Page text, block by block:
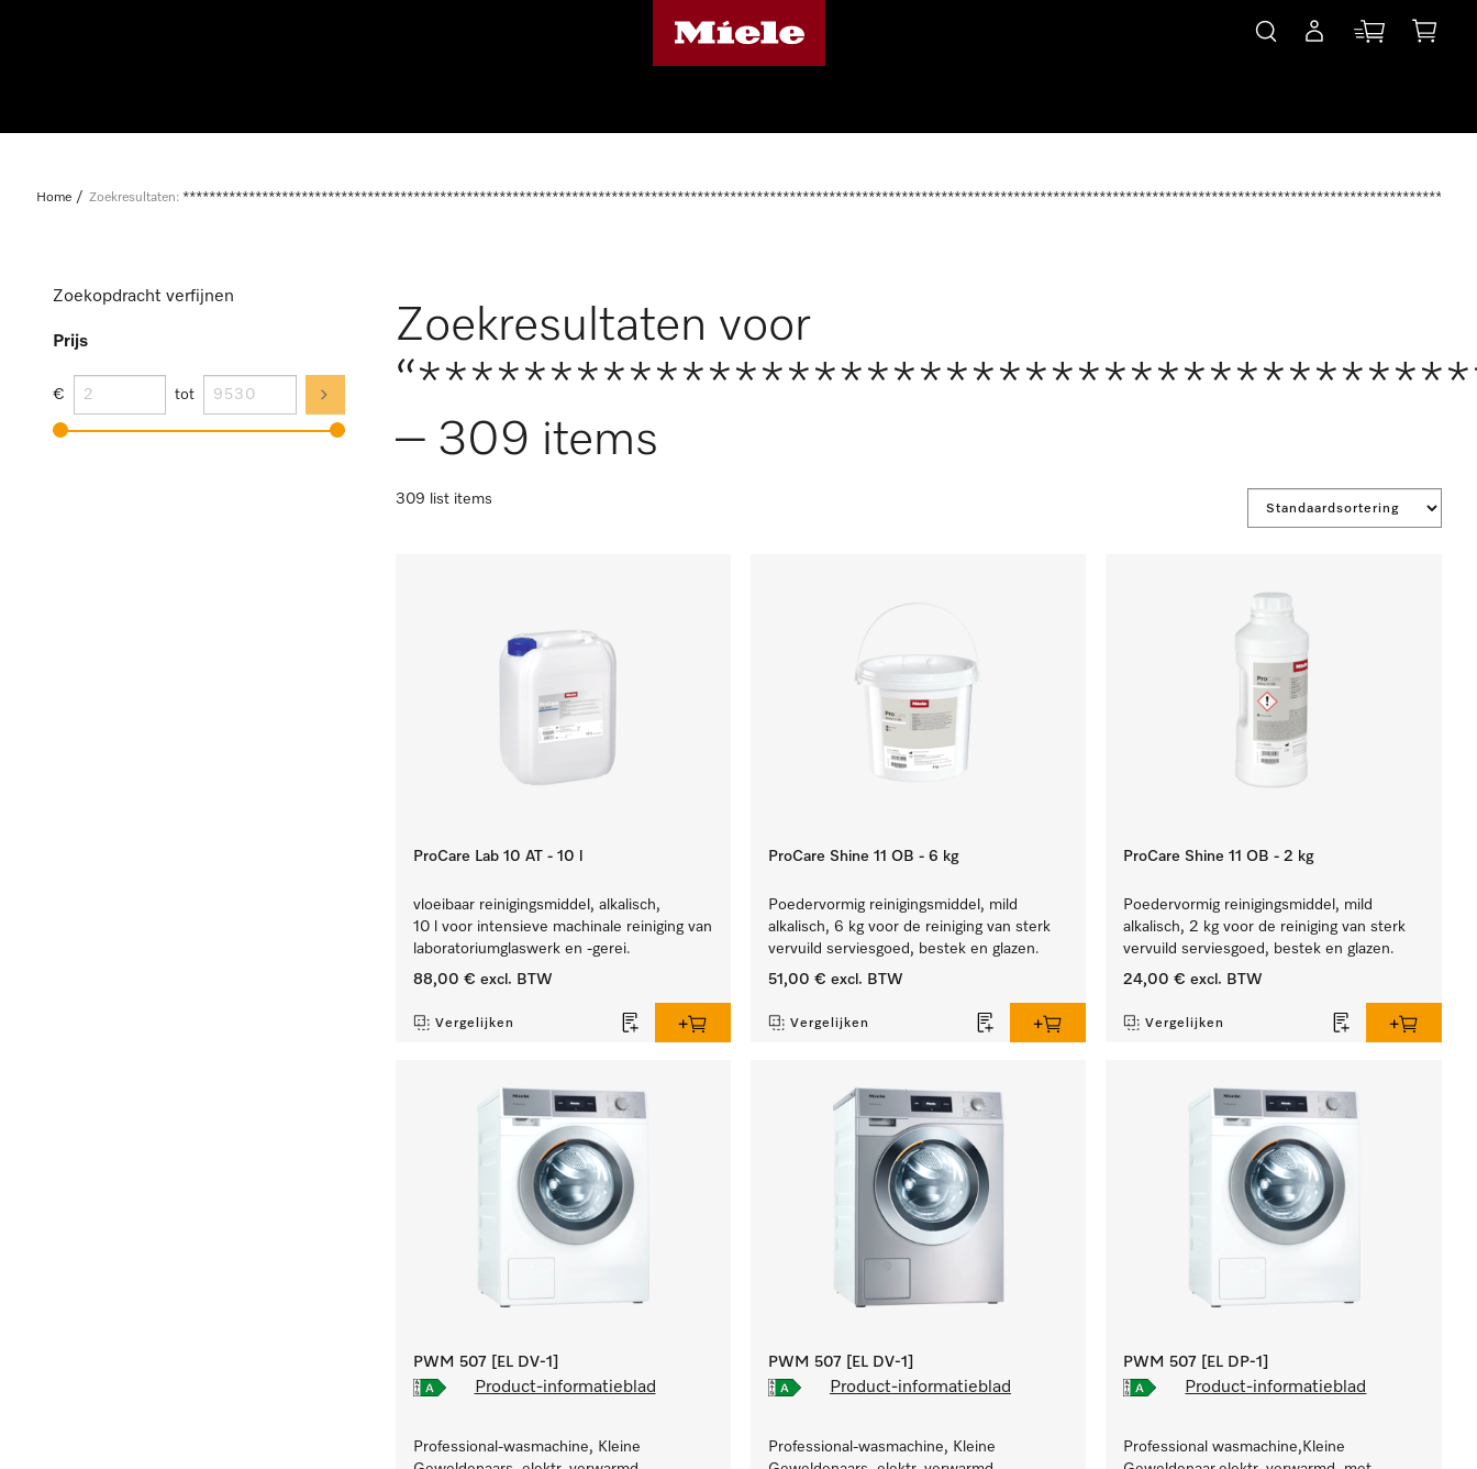
Home Zoekresultaten:
Zoekopdracht verfijnen
Prijs
€ tot
Zoekresultaten voor
– 309 items
309 list items
ProCare Lab 10 AT - 10 l
vloeibaar reinigingsmiddel, alkalisch,
10 l voor intensieve machinale reiniging van
laboratoriumglaswerk en -gerei.
88,00 € excl. BTW
Vergelijken
ProCare Shine 11 OB - 6 kg
Poedervormig reinigingsmiddel, mild
alkalisch, 6 kg voor de reiniging van sterk
vervuild serviesgoed, bestek en glazen.
51,00 € excl. BTW
Vergelijken
ProCare Shine 11 OB - 2 kg
Poedervormig reinigingsmiddel, mild
alkalisch, 2 kg voor de reiniging van sterk
vervuild serviesgoed, bestek en glazen.
24,00 € excl. BTW
Vergelijken
PWM 507 [EL DV-1]
Product-informatieblad
Professional-wasmachine, Kleine
PWM 507 [EL DV-1]
Product-informatieblad
Professional-wasmachine, Kleine
PWM 507 [EL DP-1]
Product-informatieblad
Professional wasmachine,Kleine